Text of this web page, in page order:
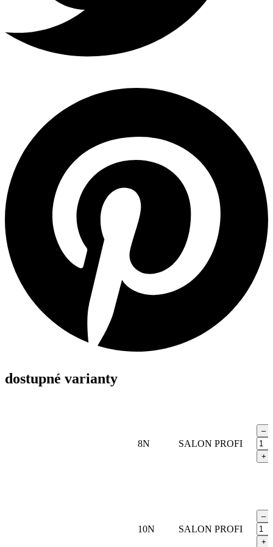
dostupné varianty
8N SALON PROFI
–
Life
–
+
10N SALON PROFI
–
Life
+